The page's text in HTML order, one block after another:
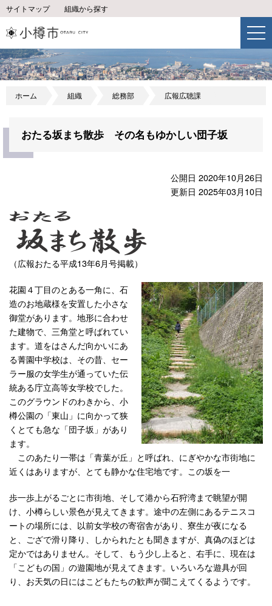
サイトマップ 組織から探す
ホーム 組織 総務部 広報広聴課
おたる坂まち散歩 その名もゆかしい団子坂
公開日 2020年10月26日
更新日 2025年03月10日
（広報おたる平成13年6月号掲載）
花園４丁目のとある一角に、石
造のお地蔵様を安置した小さな
御堂があります。地形に合わせ
た建物で、三角堂と呼ばれてい
ます。道をはさんだ向かいにあ
る菁園中学校は、その昔、セー
ラー服の女学生が通っていた伝
統ある庁立高等女学校でした。
このグラウンドのわきから、小
樽公園の「東山」に向かって狭
くとても急な「団子坂」があり
ます。
このあたり一帯は「青葉が丘」と呼ばれ、にぎやかな市街地に
近くはありますが、とても静かな住宅地です。この坂を一
歩一歩上がるごとに市街地、そして港から石狩湾まで眺望が開
け、小樽らしい景色が見えてきます。途中の左側にあるテニスコ
ートの場所には、以前女学校の寄宿舎があり、寮生が夜になる
と、ござで滑り降り、しかられたとも聞きますが、真偽のほどは
定かではありません。そして、もう少し上ると、右手に、現在は
「こどもの国」の遊園地が見えてきます。いろいろな遊具が回
り、お天気の日にはこどもたちの歓声が聞こえてくるようです。